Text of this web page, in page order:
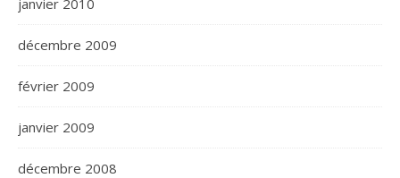
janvier 2010
décembre 2009
février 2009
janvier 2009
décembre 2008